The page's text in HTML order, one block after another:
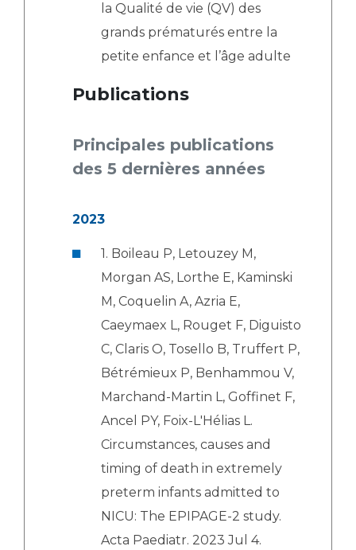
la Qualité de vie (QV) des
grands prématurés entre la
petite enfance et l’âge adulte
Publications
Principales publications
des 5 dernières années
2023
1. Boileau P, Letouzey M,
Morgan AS, Lorthe E, Kaminski
M, Coquelin A, Azria E,
Caeymaex L, Rouget F, Diguisto
C, Claris O, Tosello B, Truffert P,
Bétrémieux P, Benhammou V,
Marchand-Martin L, Goffinet F,
Ancel PY, Foix-L'Hélias L.
Circumstances, causes and
timing of death in extremely
preterm infants admitted to
NICU: The EPIPAGE-2 study.
Acta Paediatr. 2023 Jul 4.